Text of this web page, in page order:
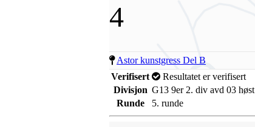
4
Astor kunstgress Del B
Verifisert
Resultatet er verifisert
Divisjon G13 9er 2. div avd 03 høst
Runde
5. runde